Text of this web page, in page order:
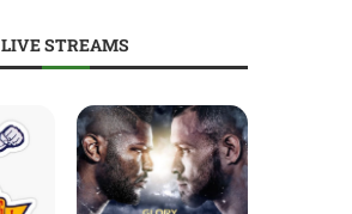
LIVE STREAMS